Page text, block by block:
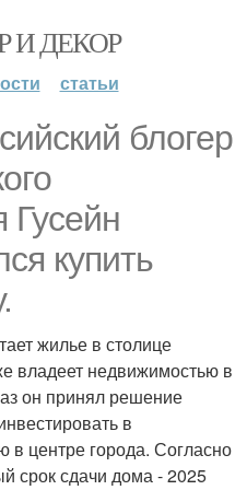
И ДЕКОР
статьи
блогер
Гусейн
купить
жилье в столице
владеет недвижимостью в
он принял решение
в
в центре города. Согласно
срок сдачи дома - 2025